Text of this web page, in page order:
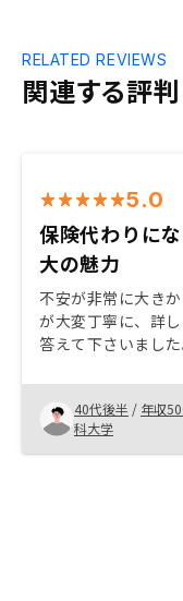
関連する評判
RELATED REVIEWS
5.0
保険代わりに
大の魅力
不安が非常に大き
が大変丁寧に、詳
答えて下さいまし
でも、特に、保険
が最大の魅力だと
先が長いので今後
と思いますが、担
んでいきたいと思
40代後半 / 年収
科大学